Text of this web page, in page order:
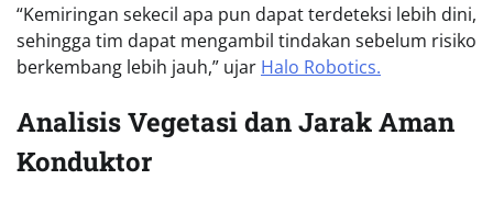
“Kemiringan sekecil apa pun dapat terdeteksi lebih dini,
sehingga tim dapat mengambil tindakan sebelum risiko
berkembang lebih jauh,” ujar Halo Robotics.
Analisis Vegetasi dan Jarak Aman
Konduktor